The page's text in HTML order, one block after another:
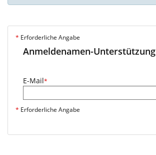
* Erforderliche Angabe
Anmeldenamen-Unterstützung
E-Mail*
* Erforderliche Angabe